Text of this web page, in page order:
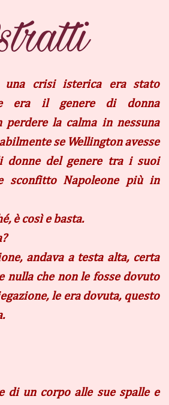
una crisi isterica era stato
era il genere di donna
perdere la calma in nessuna
se Wellington avesse
donne del genere tra i suoi
sconfitto Napoleone più in
è così e basta.
andava a testa alta, certa
nulla che non le fosse dovuto
le era dovuta, questo
di un corpo alle sue spalle e